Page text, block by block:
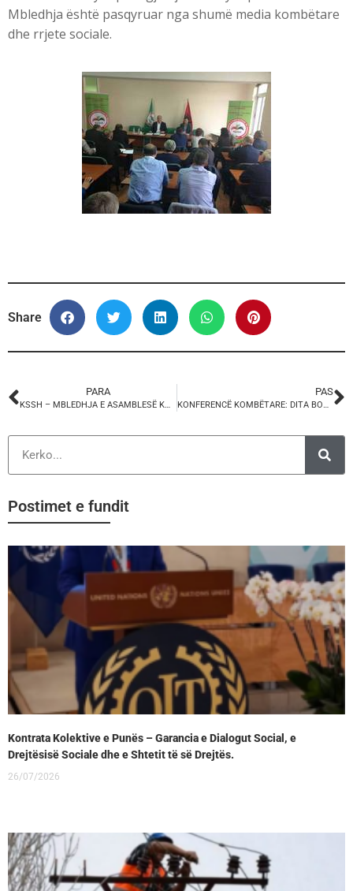
Mbledhja është pasqyruar nga shumë media kombëtare
dhe rrjete sociale.
Share
PARA
KSSH – MBLEDHJA E ASAMBLESË KOMBËTARE, 25 SHTATOR 2017
PAS
KONFERENCË KOMBËTARE: DITA BOTERORE E PUNES SE DENJE, 7 TETOR 2017
Postimet e fundit
Kontrata Kolektive e Punës – Garancia e Dialogut Social, e
Drejtësisë Sociale dhe e Shtetit të së Drejtës.
26/07/2026